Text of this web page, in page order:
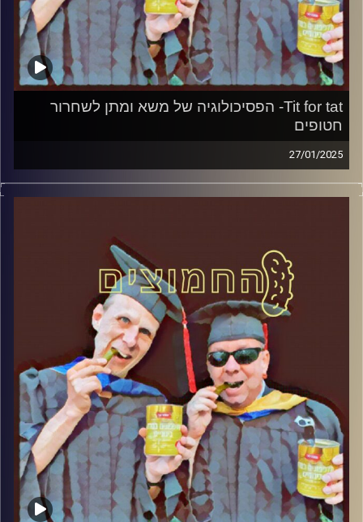
Tit for tat- הפסיכולוגיה של משא ומתן לשחרור
חטופים
27/01/2025
המערכת הפוליטית על ספת הפסיכולוג, עם פרופסור בועז בן-
דוד ופרופסור גלעד הירשברגר
קרדיט תמונות:AudioVersity